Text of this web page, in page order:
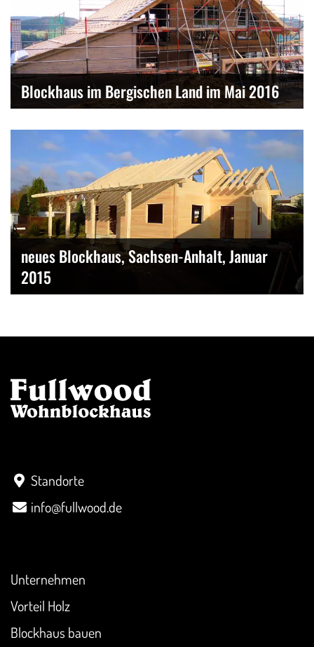
Blockhaus im Bergischen Land im Mai 2016
neues Blockhaus, Sachsen-Anhalt, Januar
2015
Standorte
info@fullwood.de
Unternehmen
Vorteil Holz
Blockhaus bauen